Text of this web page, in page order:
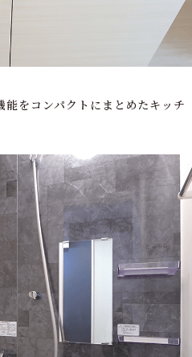
能をコンパクトにまとめたキッチ